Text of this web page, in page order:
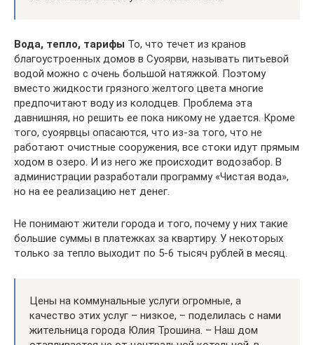
Вода, тепло, тарифы То, что течет из кранов
благоустроенных домов в Суоярви, называть питьевой
водой можно с очень большой натяжкой. Поэтому
вместо жидкости грязного желтого цвета многие
предпочитают воду из колодцев. Проблема эта
давнишняя, но решить ее пока никому не удается. Кроме
того, суоярвцы опасаются, что из-за того, что не
работают очистные сооружения, все стоки идут прямым
ходом в озеро. И из него же происходит водозабор. В
администрации разработали программу «Чистая вода»,
но на ее реализацию нет денег.
Не понимают жители города и того, почему у них такие
большие суммы в платежках за квартиру. У некоторых
только за тепло выходит по 5-6 тысяч рублей в месяц.
Цены на коммунальные услуги огромные, а
качество этих услуг – низкое, – поделилась с нами
жительница города Юлия Трошина. – Наш дом